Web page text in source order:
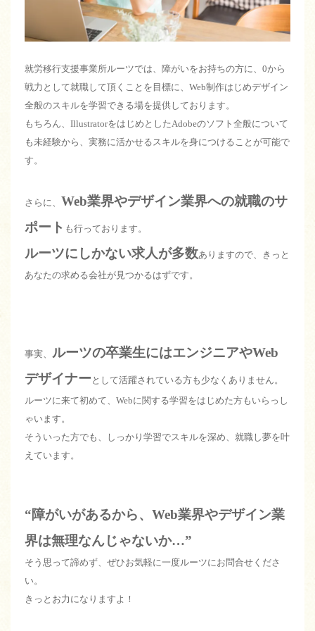
就労移行支援事業所ルーツでは、障がいをお持ちの方に、0から
戦力として就職して頂くことを目標に、Web制作はじめデザイン
全般のスキルを学習できる場を提供しております。
もちろん、IllustratorをはじめとしたAdobeのソフト全般について
も未経験から、実務に活かせるスキルを身につけることが可能で
す。
さらに、 Web業界やデザイン業界への就職のサ
ポート も行っております。
ルーツにしかない求人が多数ありますので、きっと
あなたの求める会社が見つかるはずです。
事実、
ルーツの卒業生にはエンジニアやWeb
デザイナー として活躍されている方も少なくありません。
ルーツに来て初めて、Webに関する学習をはじめた方もいらっし
ゃいます。
そういった方でも、しっかり学習でスキルを深め、就職し夢を叶
えています。
“障がいがあるから、Web業界やデザイン業
界は無理なんじゃないか…”
そう思って諦めず、ぜひお気軽に一度ルーツにお問合せくださ
い。
きっとお力になりますよ！